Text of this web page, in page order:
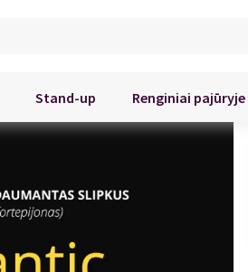
Stand-up Renginiai pajūryje